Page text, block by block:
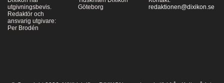
utgivningsbevis.
Redaktör och
ansvarig utgivare:
Per Brodén
Göteborg
redaktionen@dixikon.se